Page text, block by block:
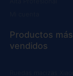
Productos más
vendidos